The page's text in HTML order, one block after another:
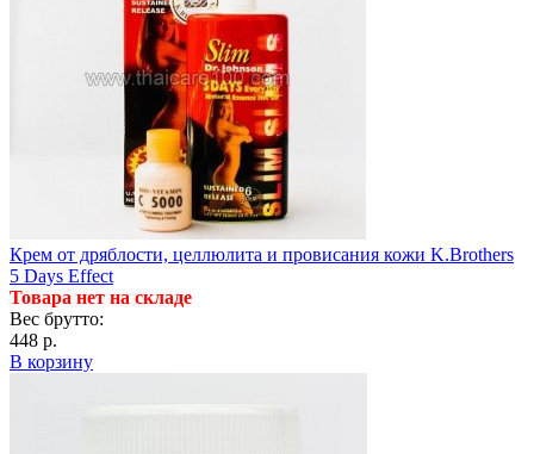
Крем от дряблости, целлюлита и провисания кожи K.Brothers
5 Days Effect
Товара нет на складе
Вес брутто:
448 р.
В корзину